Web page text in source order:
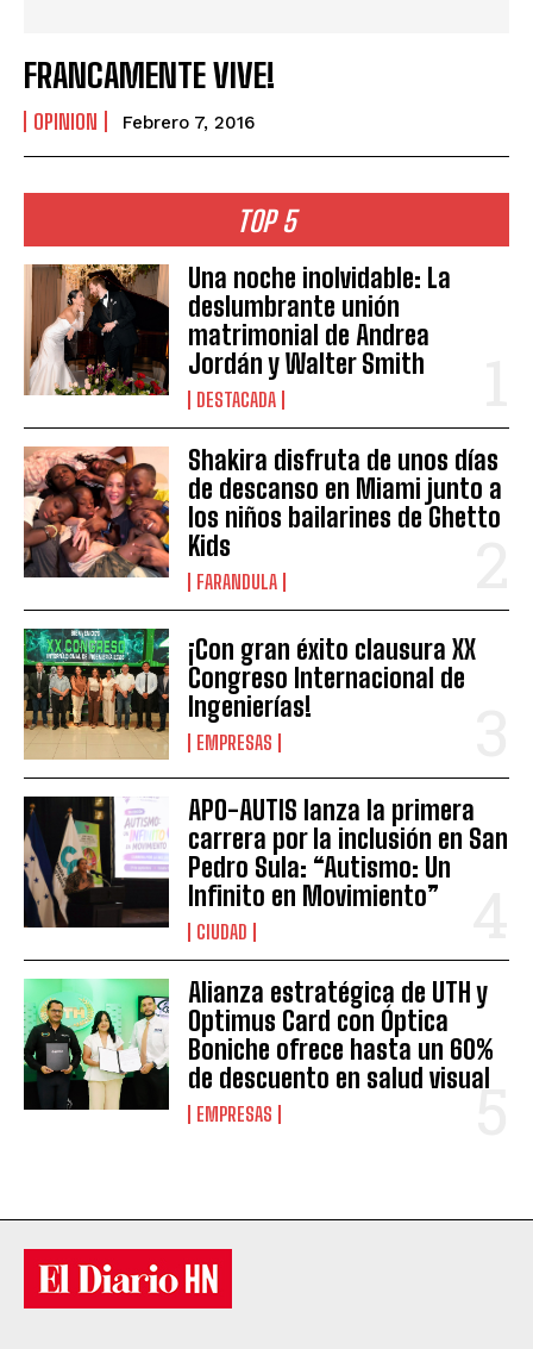
FRANCAMENTE VIVE!
OPINION Febrero 7, 2016
TOP 5
Una noche inolvidable: La
deslumbrante unión
matrimonial de Andrea
Jordán y Walter Smith
DESTACADA
Shakira disfruta de unos días
de descanso en Miami junto a
los niños bailarines de Ghetto
Kids
FARANDULA
¡Con gran éxito clausura XX
Congreso Internacional de
Ingenierías!
EMPRESAS
APO-AUTIS lanza la primera
carrera por la inclusión en San
Pedro Sula: “Autismo: Un
Infinito en Movimiento”
CIUDAD
Alianza estratégica de UTH y
Optimus Card con Óptica
Boniche ofrece hasta un 60%
de descuento en salud visual
EMPRESAS